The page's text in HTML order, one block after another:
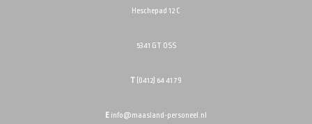
Heschepad 12 C
5341 GT OSS
T (0412) 64 41 79
E info@maasland-personeel.nl